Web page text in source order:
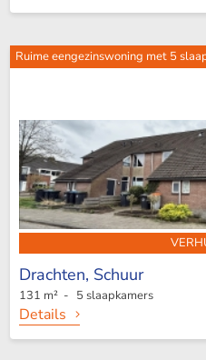
Ruime eengezinswoning met 5
Drachten, Schuur
131 m² - 5 slaapkamers
Details